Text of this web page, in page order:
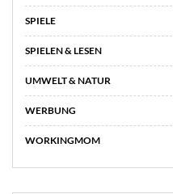
SPIELE
SPIELEN & LESEN
UMWELT & NATUR
WERBUNG
WORKINGMOM